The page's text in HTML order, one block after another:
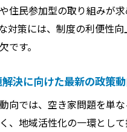
住民参加型の取り組みが
対策には、制度の利便性
です。
決に向けた最新の政策
向では、空き家問題を単
、地域活性化の一環とし